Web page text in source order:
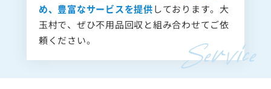
め、豊富なサービスを提供しております。大
玉村で、ぜひ不用品回収と組み合わせてご依
頼ください。